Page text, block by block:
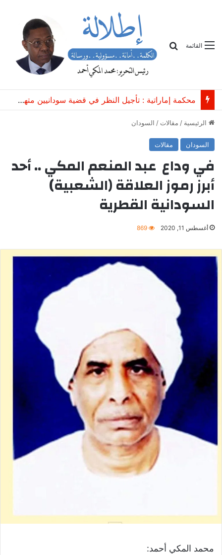
القائمة
محكمة إماراتية : تأجيل النظر في قضية سودانيين متهمين بـ”الاتجار غير المشروع بعتاد عسكري”
الرئيسية / مقالات / السودان
السودان مقالات
في وداع عبد المنعم المكي .. أحد
أبرز رموز العلاقة (الشعبية)
السودانية القطرية
أغسطس 11, 2020 869
محمد المكي أحمد: